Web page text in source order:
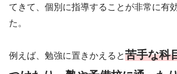
てきて、個別に指導することが非常に有
た。
例えば、勉強に置きかえると苦手な科